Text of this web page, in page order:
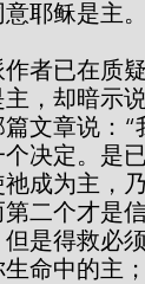
，却暗示
文章说：
个决定。
成为主，
二个才是
是得救必
命中的主